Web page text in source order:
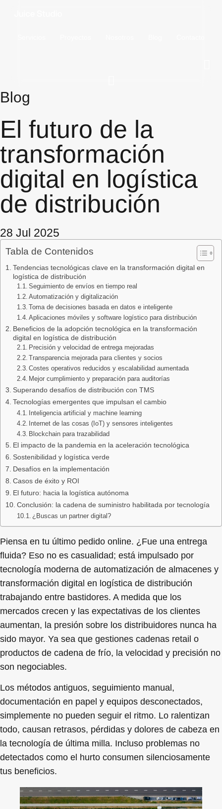
Blog
El futuro de la
transformación
digital en logística
de distribución
28 Jul 2025
Tabla de Contenidos
Tendencias tecnológicas clave en la transformación digital en
logística de distribución
Seguimiento de envíos en tiempo real
Automatización y digitalización
Toma de decisiones basada en datos e inteligente
Aplicaciones móviles y software logístico para distribución
Beneficios de la adopción tecnológica en la transformación
digital en logística de distribución
Precisión y velocidad de entrega mejoradas
Transparencia mejorada para clientes y socios
Costes operativos reducidos y escalabilidad aumentada
Mejor cumplimiento y preparación para auditorías
Superando desafíos de distribución con TMS
Tecnologías emergentes que impulsan el cambio
Inteligencia artificial y machine learning
Internet de las cosas (IoT) y sensores inteligentes
Blockchain para trazabilidad
El impacto de la pandemia en la aceleración tecnológica
Sostenibilidad y logística verde
Desafíos en la implementación
Casos de éxito y ROI
El futuro: hacia la logística autónoma
Conclusión: la cadena de suministro habilitada por tecnología
¿Buscas un partner digital?
Piensa en tu último pedido online. ¿Fue una entrega
fluida? Eso no es casualidad; está impulsado por
tecnología moderna de automatización de almacenes y
transformación digital en logística de distribución
trabajando entre bastidores. A medida que los
mercados crecen y las expectativas de los clientes
aumentan, la presión sobre los distribuidores nunca ha
sido mayor. Ya sea que gestiones cadenas retail o
productos de cadena de frío, la velocidad y precisión no
son negociables.
Los métodos antiguos, seguimiento manual,
documentación en papel y equipos desconectados,
simplemente no pueden seguir el ritmo. Lo ralentizan
todo, causan retrasos, pérdidas y dolores de cabeza en
la tecnología de última milla. Incluso problemas no
detectados como el hurto consumen silenciosamente
tus beneficios.